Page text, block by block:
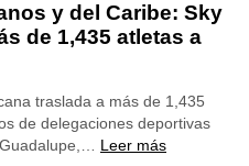
y del Caribe: Sky
de 1,435 atletas a
traslada a más de 1,435
de delegaciones deportivas
Leer más